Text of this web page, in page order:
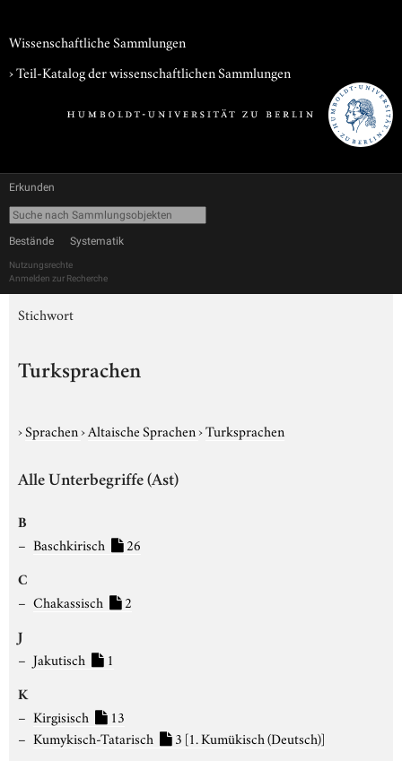
Wissenschaftliche Sammlungen
› Teil-Katalog der wissenschaftlichen Sammlungen
Erkunden
Bestände Systematik
Nutzungsrechte
Anmelden zur Recherche
Stichwort
Turksprachen
›Sprachen›Altaische Sprachen›Turksprachen
Alle Unterbegriffe (Ast)
B
Baschkirisch 26
C
Chakassisch 2
J
Jakutisch 1
K
Kirgisisch
13
Kumykisch-Tatarisch
3 [1. Kumükisch (Deutsch)]